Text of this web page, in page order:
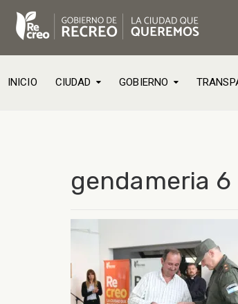
INICIO CIUDAD GOBIERNO
gendameria 6